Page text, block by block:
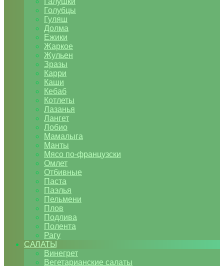
Голубцы
Гуляш
Долма
Ежики
Жаркое
Жульен
Зразы
Карри
Каши
Кебаб
Котлеты
Лазанья
Лангет
Лобио
Мамалыга
Манты
Мясо по-французски
Омлет
Отбивные
Паста
Паэлья
Пельмени
Плов
Подлива
Полента
Рагу
САЛАТЫ
Винегрет
Вегетарианские салаты